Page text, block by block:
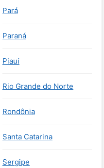
Pará
Paraná
Piauí
Rio Grande do Norte
Rondônia
Santa Catarina
Sergipe